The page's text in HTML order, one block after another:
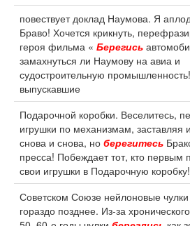
повествует доклад Наумова. Я
Браво! Хочется крикнуть,
героя фильма « Берегись
замахнуться ли Наумову на авиа и
судостроительную
выпускавшие
Подарочной коробки. Веселитесь,
игрушки по механизмам, заставляя
снова и снова, но берегитесь
пресса! Побеждает тот, кто первым
свои игрушки в Подарочную коробку!
Советском Союзе нейлоновые
гораздо позднее. Из-за